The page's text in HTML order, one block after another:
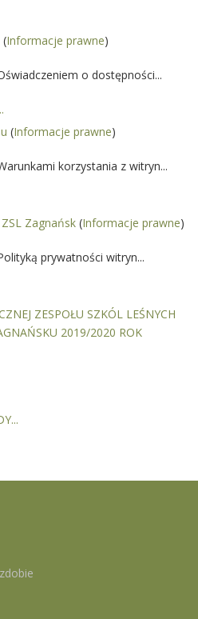
(Informacje prawne)
o dostępności...
(Informacje prawne)
korzystania z witryn...
Zagnańsk (Informacje prawne)
prywatności witryn...
ZESPOŁU SZKÓL LEŚNYCH
2019/2020 ROK